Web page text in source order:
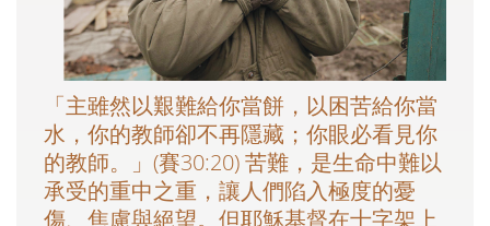
「主雖然以艱難給你當餅，以困苦給你當
水，你的教師卻不再隱藏；你眼必看見你
的教師。」(賽30:20) 苦難，是生命中難以
承受的重中之重，讓人們陷入極度的憂
傷、焦慮與絕望。但耶穌基督在十字架上